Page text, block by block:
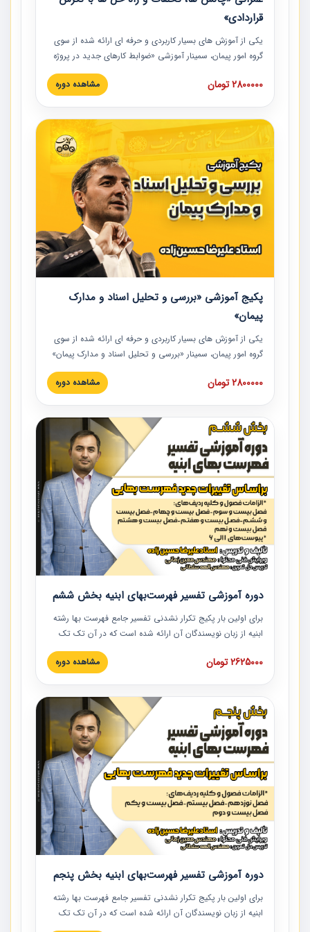
قراردادی»
یکی از آموزش‏‏‏‏‏‏ های بسیار کاربردی و حرفه‏ ای ارائه شده از سوی
گروه امور پیمان، سمینار آموزشی «ضوابط کارهای جدید در پروژه
های عمرانی» چالش ها، تخلفات و راه حل ها با نگرش قراردادی
است که در محل سندیکای شرکت های ساختمانی کشور ارائه شد.
مدارک پیمان به همراه تجربیات عملی ارائه شده است.
2800000 تومان مشاهده دوره
پکیج آموزشی «بررسی و تحلیل اسناد و مدارک
پیمان»
یکی از آموزش‏‏‏‏‏‏ های بسیار کاربردی و حرفه‏ ای ارائه شده از سوی
گروه امور پیمان، سمینار «بررسی و تحلیل اسناد و مدارک پیمان»
است که در دانشگاه صنعتی شریف ارائه شد. در این آموزش
نکات کلیدی مربوط به اسناد و مدارک پیمان، اولویت بندی اسناد
پیمان به همراه تجربیات عملی در این خصوص ارائه شده است.
2800000 تومان مشاهده دوره
دوره آموزشی تفسیر فهرست‌بهای ابنیه بخش ششم
برای اولین بار پکیج تکرار نشدنی تفسیر جامع فهرست بها رشته
ابنیه از زبان نویسندگان آن ارائه شده است که در آن تک تک
ردیف ها و مطالب فهرست بها تفسیر و ارائه شده است. این
دوره به صورت کامل تصویری بوده و به همراه تصاویر عملیات
دوره با کلام مهندس علیرضاحسین‌زاده مدیر پروژه مهندسی
مشاور در امر بازنگری فهرست بها رشته ابنیه ارائه شده و به تمام
همکارانی که در حوزه صنعت ساخت در حال فعالیت هستند حتما
توصیه می کنیم از مطالب این دوره استفاده نمایند.
2625000 تومان مشاهده دوره
دوره آموزشی تفسیر فهرست‌بهای ابنیه بخش پنجم
برای اولین بار پکیج تکرار نشدنی تفسیر جامع فهرست بها رشته
ابنیه از زبان نویسندگان آن ارائه شده است که در آن تک تک
ردیف ها و مطالب فهرست بها تفسیر و ارائه شده است. این